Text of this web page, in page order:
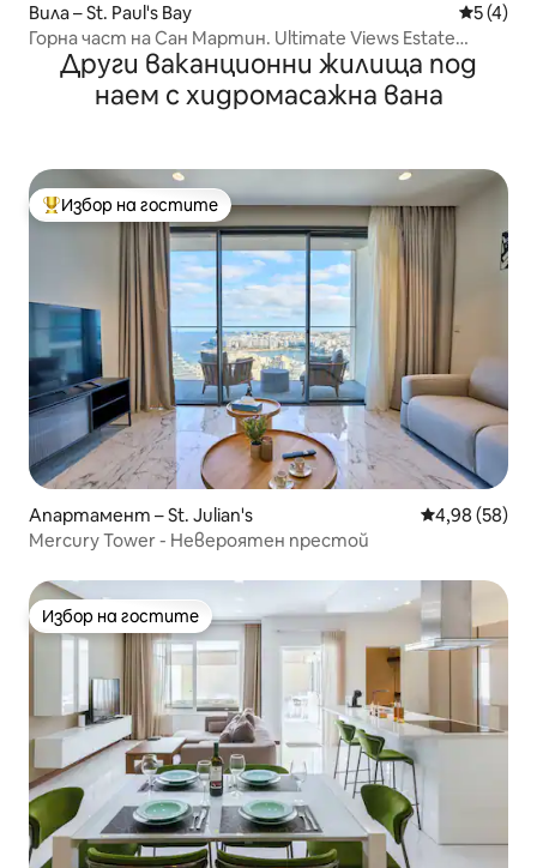
Вила – St. Paul's Bay Средна
5 (4)
Горна част на Сан Мартин. Ultimate Views Estate
Retreat.
Други ваканционни жилища под
наем с хидромасажна вана
Най-популярен избор на гостите
Избор на гостите
Апартамент – St. Julian's Средна
4,98 (58)
Mercury Tower - Невероятен престой
Избор на гостите
Избор на гостите